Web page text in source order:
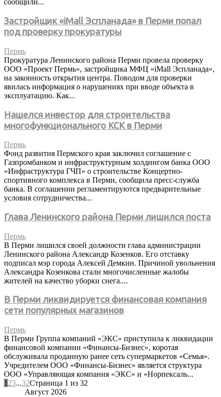
сообщили...
Застройщик «iMall Эспланада» в Перми попал
под проверку прокуратуры
Пермь
Прокуратура Ленинского района Перми провела проверку
ООО «Проект Пермь», застройщика МФЦ «iMall Эспланада»,
на законность открытия центра. Поводом для проверки
явилась информация о нарушениях при вводе объекта в
эксплуатацию. Как...
Нашелся инвестор для строительства
многофункционального КСК в Перми
Пермь
Фонд развития Пермского края заключил соглашение с
Газпромбанком и инфраструктурным холдингом банка ООО
«Инфраструктура ГЧП» о строительстве Концертно-
спортивного комплекса в Перми, сообщила пресс-служба
банка. В соглашении регламентируются предварительные
условия сотрудничества...
Глава Ленинского района Перми лишился поста
Пермь
В Перми лишился своей должности глава администрации
Ленинского района Александр Козенков. Его отставку
подписал мэр города Алексей Демкин. Причиной увольнения
Александра Козенкова стали многочисленные жалобы
жителей на качество уборки снега....
В Перми ликвидируется финансовая компания
сети популярных магазинов
Пермь
В Перми Группа компаний «ЭКС» приступила к ликвидации
финансовой компании «Финансы-Бизнес», коротая
обслуживала проданную ранее сеть супермаркетов «Семья».
Учредителем ООО «Финансы-Бизнес» является структура
ООО «Управляющая компания «ЭКС» и «Норпексаль...
1 23...32Страница 1 из 32
Август 2026